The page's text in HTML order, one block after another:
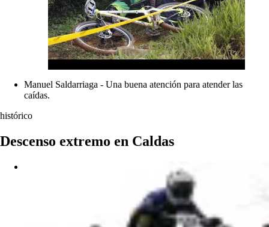
Manuel Saldarriaga - Una buena atención para atender las
caídas.
histórico
Descenso extremo en Caldas